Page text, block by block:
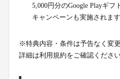
5,000円分のGoogle Playギ
キャンペーンも実施されます
※特典内容・条件は予告なく変
詳細は利用規約をご確認ください